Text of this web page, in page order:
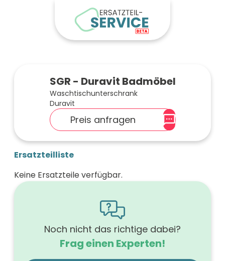
SGR - Duravit Badmöbel
Waschtischunterschrank
Duravit
Preis anfragen
Ersatzteilliste
Keine Ersatzteile verfügbar.
Noch nicht das richtige dabei?
Frag einen Experten!